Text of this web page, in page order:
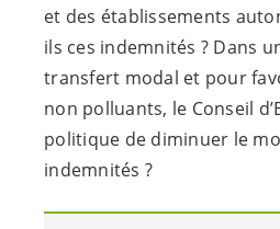
et des établissements
ils ces indemnités ? Dans
transfert modal et pour
non polluants, le Conseil
politique de diminuer le
indemnités ?